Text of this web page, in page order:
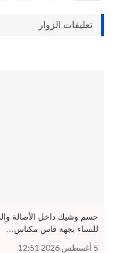
تعليقات الزوار
حسم وشيك داخل الأصالة
للنساء بجهة فاس مكناس…
5 أغسطس 2026 12:51